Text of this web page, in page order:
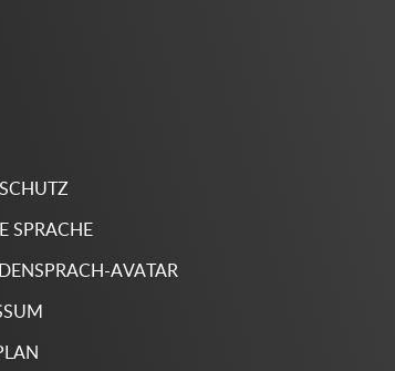
SPRACHE
AVATAR